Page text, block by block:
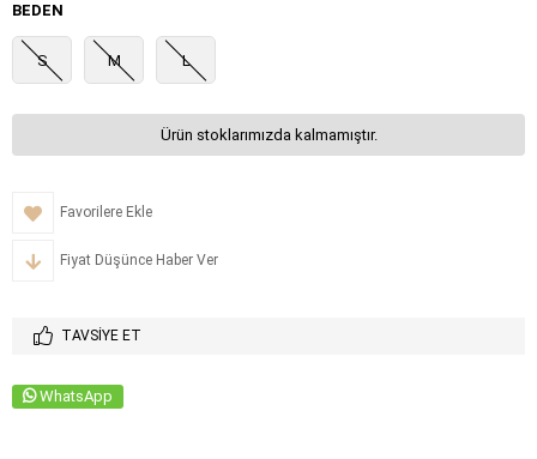
BEDEN
S M L
Ürün stoklarımızda kalmamıştır.
Favorilere Ekle
Fiyat Düşünce Haber Ver
TAVSIYE ET
WhatsApp